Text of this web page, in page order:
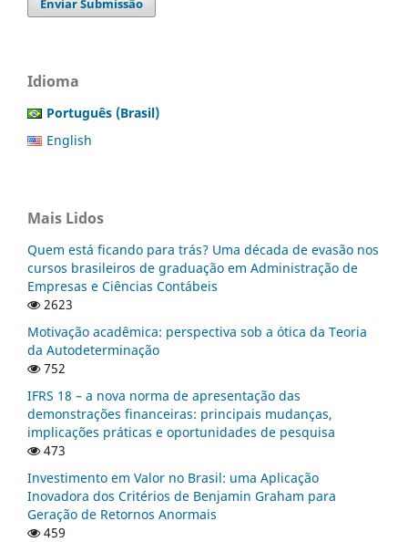
Enviar Submissão
Idioma
Português (Brasil)
English
Mais Lidos
Quem está ficando para trás? Uma década de evasão nos
cursos brasileiros de graduação em Administração de
Empresas e Ciências Contábeis
2623
Motivação acadêmica: perspectiva sob a ótica da Teoria
da Autodeterminação
752
IFRS 18 – a nova norma de apresentação das
demonstrações financeiras: principais mudanças,
implicações práticas e oportunidades de pesquisa
473
Investimento em Valor no Brasil: uma Aplicação
Inovadora dos Critérios de Benjamin Graham para
Geração de Retornos Anormais
459